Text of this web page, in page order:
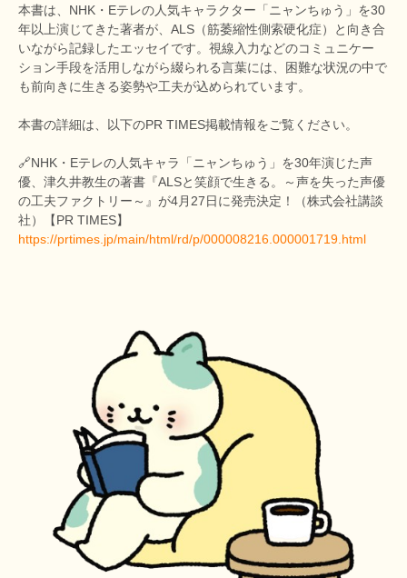
お金に関するコラム
難病の日
病気と生きる広場
インタビュー一覧
医療従事者へのインタビュー
患者さんとご家族へのインタビュー
社会保障制度
当サイトについて
会員登録のメリット
お問合せ
難病患者さんの生活と治療に関する実態調査
本書は、NHK・Eテレの人気キャラクター「ニャンちゅう」を30
年以上演じてきた著者が、ALS（筋萎縮性側索硬化症）と向き合
いながら記録したエッセイです。視線入力などのコミュニケー
ション手段を活用しながら綴られる言葉には、困難な状況の中で
も前向きに生きる姿勢や工夫が込められています。
本書の詳細は、以下のPR TIMES掲載情報をご覧ください。
🔗NHK・Eテレの人気キャラ「ニャンちゅう」を30年演じた声
優、津久井教生の著書『ALSと笑顔で生きる。～声を失った声優
の工夫ファクトリー～』が4月27日に発売決定！（株式会社講談
社）【PR TIMES】
https://prtimes.jp/main/html/rd/p/000008216.000001719.html